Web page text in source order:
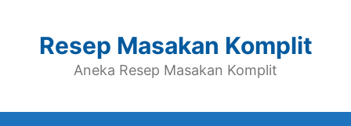
contentResep Masakan Komplit
Aneka Resep Masakan Komplit